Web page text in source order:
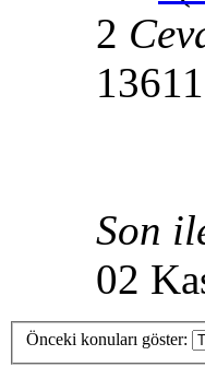
2
13611
Son
02
Önceki konuları göster: